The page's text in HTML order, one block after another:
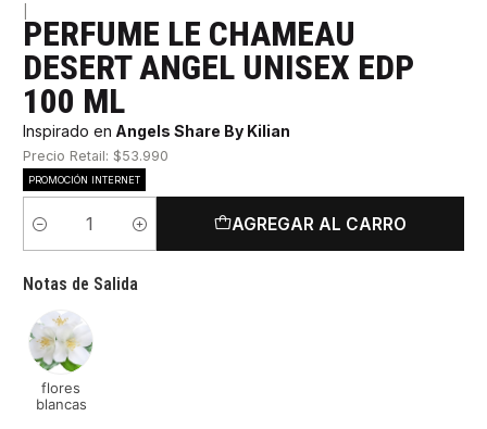
PERFUME LE CHAMEAU
DESERT ANGEL UNISEX EDP
100 ML
Inspirado en Angels Share By Kilian
Precio Retail: $53.990
PROMOCIÓN INTERNET
Cantidad
AGREGAR AL CARRO
Notas de Salida
flores
blancas